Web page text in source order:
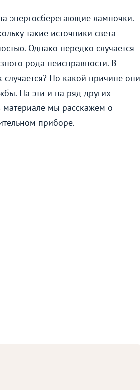
энергосберегающие лампочки.
такие источники света
Однако нередко случается
рода неисправности. В
По какой причине они
На эти и на ряд других
материале мы расскажем о
приборе.